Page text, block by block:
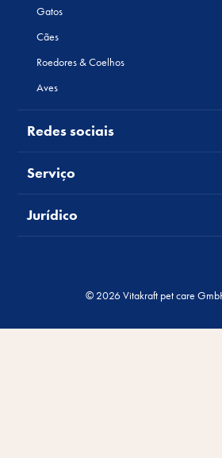
Gatos
Cães
Roedores & Coelhos
Aves
Redes sociais
Serviço
Jurídico
© 2026 Vitakraft pet care